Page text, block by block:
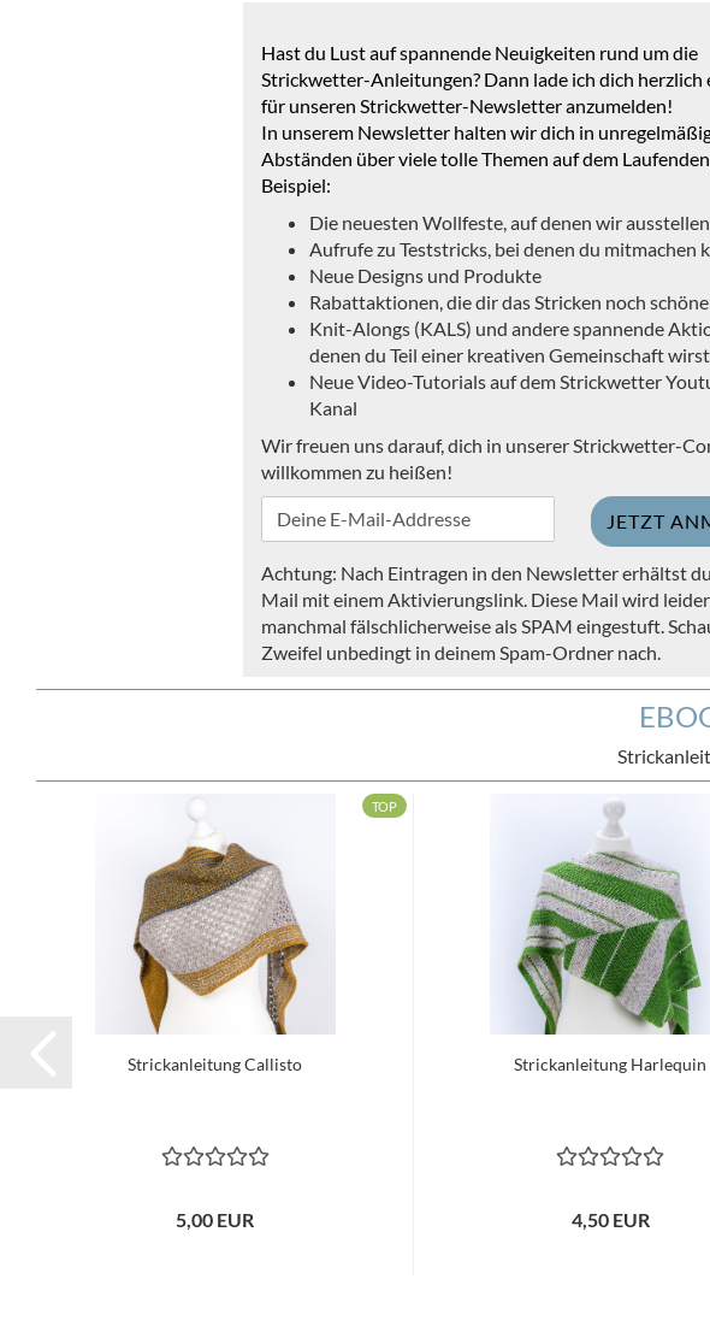
Hast du Lust auf spannende Neuigkeiten rund um die
Strickwetter-Anleitungen? Dann lade ich dich herzlich
für unseren Strickwetter-Newsletter anzumelden!
In unserem Newsletter halten wir dich in
Abständen über viele tolle Themen auf dem
Beispiel:
Die neuesten Wollfeste, auf denen wir ausstellen
Aufrufe zu Teststricks, bei denen du mitmachen
Neue Designs und Produkte
Rabattaktionen, die dir das Stricken noch
Knit-Alongs (KALS) und andere spannende
denen du Teil einer kreativen Gemeinschaft wirst
Neue Video-Tutorials auf dem Strickwetter
Kanal
Wir freuen uns darauf, dich in unserer Strickwetter-
willkommen zu heißen!
Addresse
Achtung: Nach Eintragen in den Newsletter erhältst
Mail mit einem Aktivierungslink. Diese Mail wird leider
manchmal fälschlicherweise als SPAM eingestuft.
Zweifel unbedingt in deinem Spam-Ordner nach.
TOP
Strickanleitung Callisto
5,00 EUR
Strickanleitung Harlequin
4,50 EUR